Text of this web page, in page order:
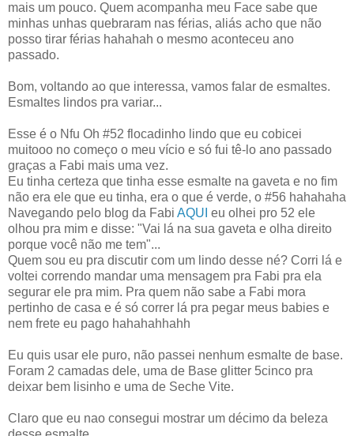
mais um pouco. Quem acompanha meu Face sabe que
minhas unhas quebraram nas férias, aliás acho que não
posso tirar férias hahahah o mesmo aconteceu ano
passado.
Bom, voltando ao que interessa, vamos falar de esmaltes.
Esmaltes lindos pra variar...
Esse é o Nfu Oh #52 flocadinho lindo que eu cobicei
muitooo no começo o meu vício e só fui tê-lo ano passado
graças a Fabi mais uma vez.
Eu tinha certeza que tinha esse esmalte na gaveta e no fim
não era ele que eu tinha, era o que é verde, o #56 hahahaha
Navegando pelo blog da Fabi AQUI eu olhei pro 52 ele
olhou pra mim e disse: "Vai lá na sua gaveta e olha direito
porque você não me tem"...
Quem sou eu pra discutir com um lindo desse né? Corri lá e
voltei correndo mandar uma mensagem pra Fabi pra ela
segurar ele pra mim. Pra quem não sabe a Fabi mora
pertinho de casa e é só correr lá pra pegar meus babies e
nem frete eu pago hahahahhahh
Eu quis usar ele puro, não passei nenhum esmalte de base.
Foram 2 camadas dele, uma de Base glitter 5cinco pra
deixar bem lisinho e uma de Seche Vite.
Claro que eu nao consegui mostrar um décimo da beleza